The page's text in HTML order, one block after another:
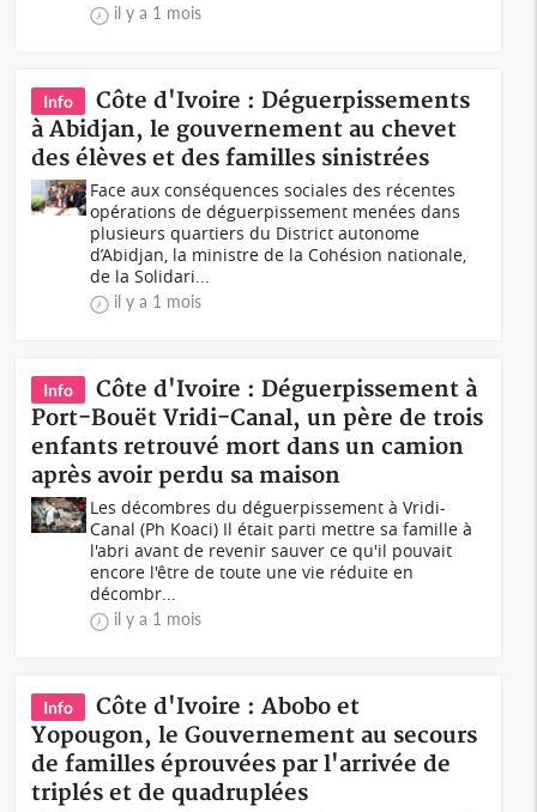
il y a 1 mois
Info
Côte d'Ivoire : Déguerpissements
à Abidjan, le gouvernement au chevet
des élèves et des familles sinistrées
Face aux conséquences sociales des récentes
opérations de déguerpissement menées dans
plusieurs quartiers du District autonome
d’Abidjan, la ministre de la Cohésion nationale,
de la Solidari...
il y a 1 mois
Info
Côte d'Ivoire : Déguerpissement à
Port-Bouët Vridi-Canal, un père de trois
enfants retrouvé mort dans un camion
après avoir perdu sa maison
Les décombres du déguerpissement à Vridi-
Canal (Ph Koaci) Il était parti mettre sa famille à
l'abri avant de revenir sauver ce qu'il pouvait
encore l'être de toute une vie réduite en
décombr...
il y a 1 mois
Info
Côte d'Ivoire : Abobo et
Yopougon, le Gouvernement au secours
de familles éprouvées par l'arrivée de
triplés et de quadruplées